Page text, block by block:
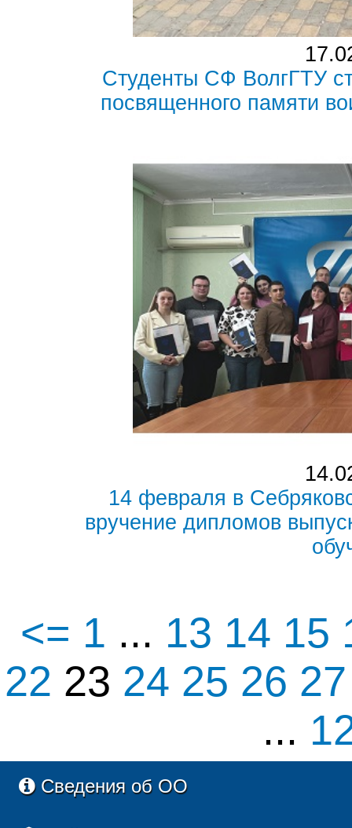
Студенты СФ ВолгГТУ
посвященного памяти
14 февраля в
вручение дипломов
<= 1 ... 13 14 15
22 23 24 25 26
...
Сведения об ОО